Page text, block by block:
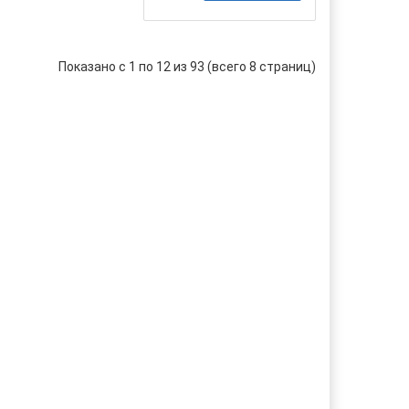
Показано с 1 по 12 из 93 (всего 8 страниц)